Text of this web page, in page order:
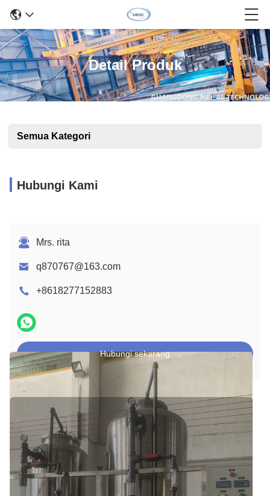
Detail Produk
Semua Kategori
Hubungi Kami
Mrs. rita
q870767@163.com
+8618277152883
Hubungi sekarang